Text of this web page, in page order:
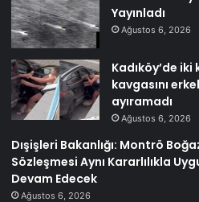
Yayınladı
Ağustos 6, 2026
Kadıköy’de iki
kavgasını
ayıramadı
Ağustos 6, 2026
Dışişleri Bakanlığı: Montrö
Sözleşmesi Aynı Kararlılıkla
Devam Edecek
Ağustos 6, 2026